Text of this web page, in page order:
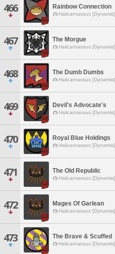
466 Rainbow Connection
Halicarnassus [Dynamis]
467 The Morgue
Halicarnassus [Dynamis]
468 The Dumb Dumbs
Halicarnassus [Dynamis]
469 Devil's Advocate's
Halicarnassus [Dynamis]
470 Royal Blue Holdings
Halicarnassus [Dynamis]
471 The Old Republic
Halicarnassus [Dynamis]
472 Mages Of Garlean
Halicarnassus [Dynamis]
473 The Brave & Scuffed
Halicarnassus [Dynamis]